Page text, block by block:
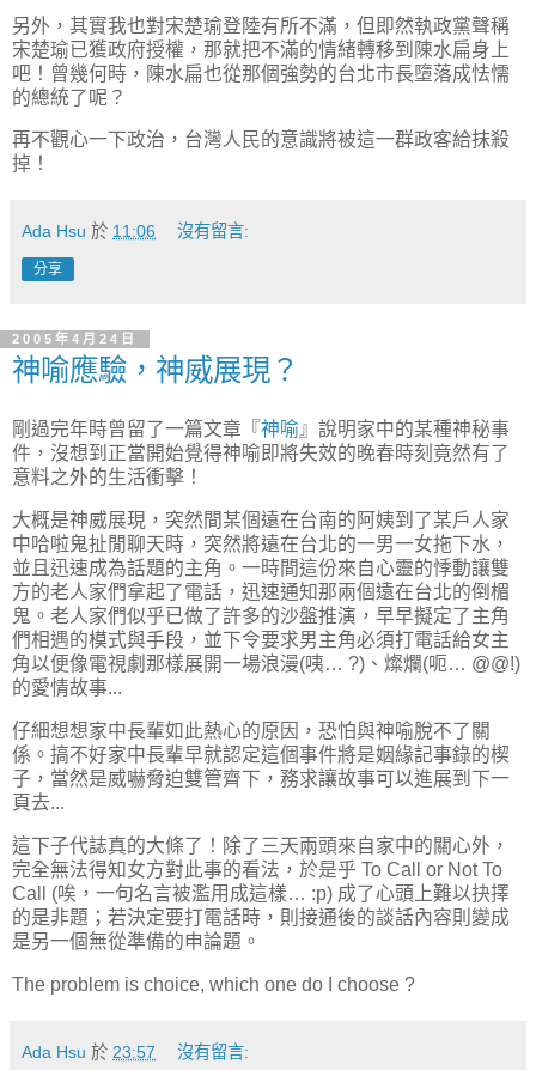
另外，其實我也對宋楚瑜登陸有所不滿，但即然執政黨聲稱
宋楚瑜已獲政府授權，那就把不滿的情緒轉移到陳水扁身上
吧！曾幾何時，陳水扁也從那個強勢的台北市長墮落成怯懦
的總統了呢？
再不觀心一下政治，台灣人民的意識將被這一群政客給抹殺
掉！
Ada Hsu 於 11:06 沒有留言:
分享
2005年4月24日
神喻應驗，神威展現？
剛過完年時曾留了一篇文章『神喻 』說明家中的某種神秘事
件，沒想到正當開始覺得神喻即將失效的晚春時刻竟然有了
意料之外的生活衝擊！
大概是神威展現，突然間某個遠在台南的阿姨到了某戶人家
中哈啦鬼扯閒聊天時，突然將遠在台北的一男一女拖下水，
並且迅速成為話題的主角。一時間這份來自心靈的悸動讓雙
方的老人家們拿起了電話，迅速通知那兩個遠在台北的倒楣
鬼。老人家們似乎已做了許多的沙盤推演，早早擬定了主角
們相遇的模式與手段，並下令要求男主角必須打電話給女主
角以便像電視劇那樣展開一場浪漫(咦… ?)、燦爛(呃… @@!)
的愛情故事...
仔細想想家中長輩如此熱心的原因，恐怕與神喻脫不了關
係。搞不好家中長輩早就認定這個事件將是姻緣記事錄的楔
子，當然是威嚇脅迫雙管齊下，務求讓故事可以進展到下一
頁去...
這下子代誌真的大條了！除了三天兩頭來自家中的關心外，
完全無法得知女方對此事的看法，於是乎 To Call or Not To
Call (唉，一句名言被濫用成這樣… :p) 成了心頭上難以抉擇
的是非題；若決定要打電話時，則接通後的談話內容則變成
是另一個無從準備的申論題。
The problem is choice, which one do I choose ?
Ada Hsu 於 23:57 沒有留言: